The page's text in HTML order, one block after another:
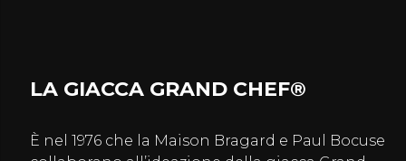
LA GIACCA GRAND CHEF®
È nel 1976 che la Maison Bragard e Paul Bocuse